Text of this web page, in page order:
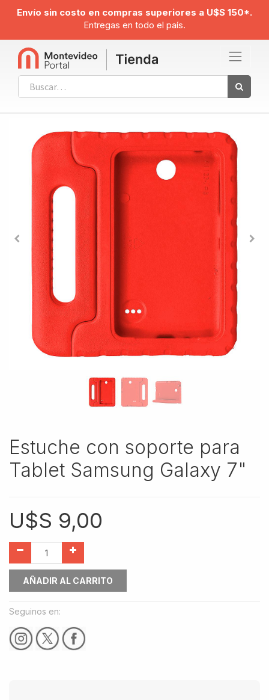
Envío sin costo en compras superiores a U$S 150*.
Entregas en todo el país.
Estuche con soporte para
Tablet Samsung Galaxy 7"
U$S 9,00
AÑADIR AL CARRITO
Seguinos en: